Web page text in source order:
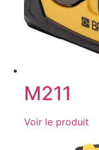
M211
Voir le produit